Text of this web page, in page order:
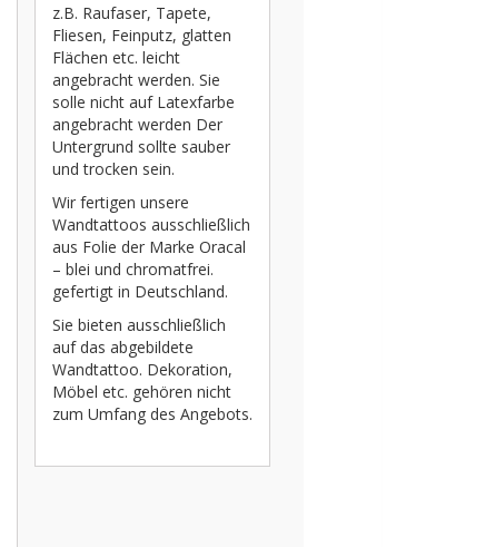
z.B. Raufaser, Tapete,
Fliesen, Feinputz, glatten
Flächen etc. leicht
angebracht werden. Sie
solle nicht auf Latexfarbe
angebracht werden Der
Untergrund sollte sauber
und trocken sein.
Wir fertigen unsere
Wandtattoos ausschließlich
aus Folie der Marke Oracal
– blei und chromatfrei.
gefertigt in Deutschland.
Sie bieten ausschließlich
auf das abgebildete
Wandtattoo. Dekoration,
Möbel etc. gehören nicht
zum Umfang des Angebots.